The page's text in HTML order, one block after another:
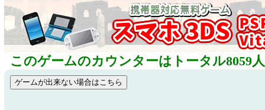
このゲームのカウンターはトータル8059